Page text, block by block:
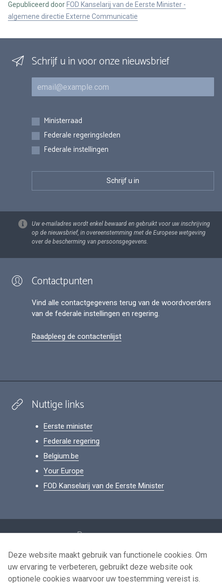
Gepubliceerd door FOD Kanselarij van de Eerste Minister -
algemene directie Externe Communicatie
Schrijf u in voor onze nieuwsbrief
E-mail
Inschrijvingen
Ministerraad
Federale regeringsleden
Federale instellingen
Uw e-mailadres wordt enkel bewaard en gebruikt voor uw inschrijving
op de nieuwsbrief, in overeenstemming met de Europese wetgeving
over de bescherming van persoonsgegevens.
Contactpunten
Vind alle contactgegevens terug van de woordvoerders
van de federale instellingen en regering.
Raadpleeg de contactenlijst
Nuttige links
Eerste minister
Federale regering
Belgium.be
Your Europe
FOD Kanselarij van de Eerste Minister
Persoonsgegevens
Voorwaarden voor het hergebruik
Contacteer ons
Deze website maakt gebruik van functionele cookies. Om
uw ervaring te verbeteren, gebruikt deze website ook
optionele cookies waarvoor uw toestemming vereist is.